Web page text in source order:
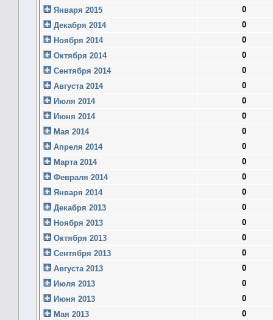
Января 2015
0
Декабря 2014
0
Ноября 2014
0
Октября 2014
0
Сентября 2014
0
Августа 2014
0
Июля 2014
0
Июня 2014
0
Мая 2014
0
Апреля 2014
0
Марта 2014
0
Февраля 2014
0
Января 2014
0
Декабря 2013
0
Ноября 2013
0
Октября 2013
0
Сентября 2013
0
Августа 2013
0
Июля 2013
0
Июня 2013
0
Мая 2013
0